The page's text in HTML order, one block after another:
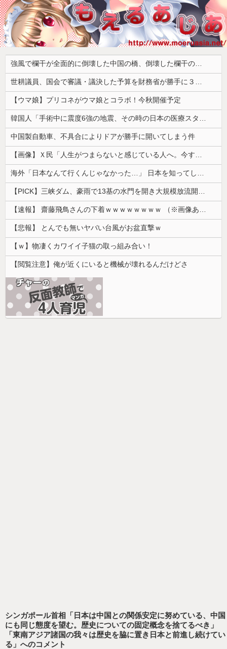
強風で欄干が全面的に倒壊した中国の橋、倒壊した欄干の破片を調べると凄まじい事実が発覚して……
世耕議員、国会で審議・議決した予算を財務省が勝手に３兆円動かしていると指摘・問題視
【ウマ娘】プリコネがウマ娘とコラボ！今秋開催予定
韓国人「手術中に震度6強の地震、その時の日本の医療スタッフたちの姿をご覧ください」→「マジで鳥肌立った」「こういう姿は韓国も見習わないと」「あん...
中国製自動車、不具合によりドアが勝手に開いてしまう件
【画像】Ｘ民「人生がつまらないと感じている人へ。今すぐ『これ』をやってください。」6.9万いいね
海外「日本なんて行くんじゃなかった…」 日本を知ってしまったディズニー信者、帰国後『本家』に失望する事態に
【PICK】三峡ダム、豪雨で13基の水門を開き大規模放流開始か 下流の工場地帯に洪水流入で崩壊はじまる
【速報】 齋藤飛鳥さんの下着ｗｗｗｗｗｗｗｗ （※画像あり）
【悲報】 とんでも無いヤバい台風がお盆直撃ｗ
【ｗ】物凄くカワイイ子猫の取っ組み合い！
【閲覧注意】俺が近くにいると機械が壊れるんだけどさ
シンガポール首相「日本は中国との関係安定に努めている、中国
にも同じ態度を望む。歴史についての固定概念を捨てるべき」
「東南アジア諸国の我々は歴史を脇に置き日本と前進し続けてい
る」 へのコメント